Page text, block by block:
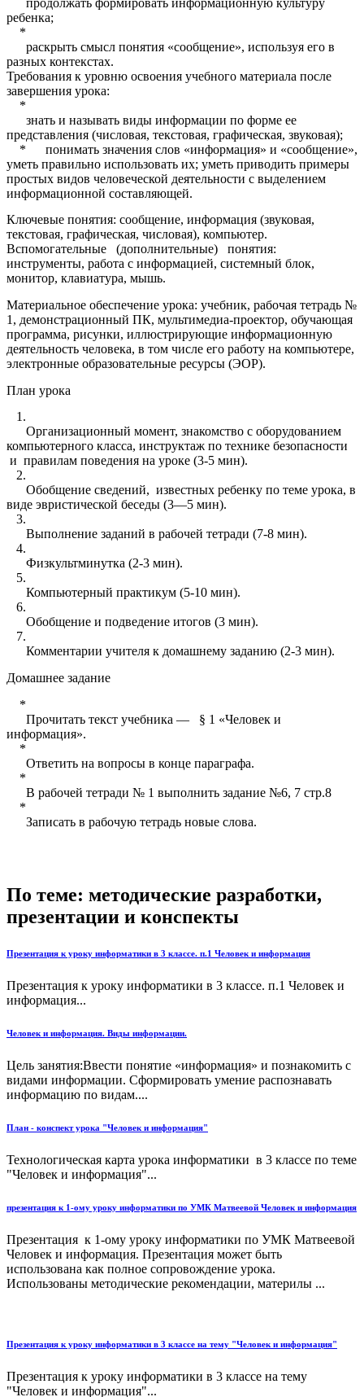
ребенка;
*
раскрыть смысл понятия «сообщение», используя его в
разных контекстах.
Требования к уровню освоения учебного материала после
завершения урока:
*
знать и называть виды информации по форме ее
представления (числовая, текстовая, графическая, звуковая);
* понимать значения слов «информация» и «сообщение»,
уметь правильно использовать их; уметь приводить примеры
простых видов человеческой деятельности с выделением
информационной составляющей.
Ключевые понятия: сообщение, информация (звуковая,
текстовая, графическая, числовая), компьютер.
Вспомогательные (дополнительные) понятия:
инструменты, работа с информацией, системный блок,
монитор, клавиатура, мышь.
Материальное обеспечение урока: учебник, рабочая тетрадь №
1, демонстрационный ПК, мультимедиа-проектор, обучающая
программа, рисунки, иллюстрирующие информационную
деятельность человека, в том числе его работу на компьютере,
электронные образовательные ресурсы (ЭОР).
План урока
1.
Организационный момент, знакомство с оборудованием
компьютерного класса, инструктаж по технике безопасности
и правилам поведения на уроке (3-5 мин).
2.
Обобщение сведений, известных ребенку по теме урока, в
виде эвристической беседы (3—5 мин).
3.
Выполнение заданий в рабочей тетради (7-8 мин).
4.
Физкультминутка (2-3 мин).
5.
Компьютерный практикум (5-10 мин).
6.
Обобщение и подведение итогов (3 мин).
7.
Комментарии учителя к домашнему заданию (2-3 мин).
Домашнее задание
*
Прочитать текст учебника — § 1 «Человек и
информация».
*
Ответить на вопросы в конце параграфа.
*
В рабочей тетради № 1 выполнить задание №6, 7 стр.8
*
Записать в рабочую тетрадь новые слова.
По теме: методические разработки,
презентации и конспекты
Презентация к уроку информатики в 3 классе. п.1 Человек и информация
Презентация к уроку информатики в 3 классе. п.1 Человек и
информация...
Человек и информация. Виды информации.
Цель занятия:Ввести понятие «информация» и познакомить с
видами информации. Сформировать умение распознавать
информацию по видам....
План - конспект урока "Человек и информация"
Технологическая карта урока информатики в 3 классе по теме
"Человек и информация"...
презентация к 1-ому уроку информатики по УМК Матвеевой Человек и информация
Презентация к 1-ому уроку информатики по УМК Матвеевой
Человек и информация. Презентация может быть
использована как полное сопровождение урока.
Использованы методические рекомендации, материлы ...
Презентация к уроку информатики в 3 классе на тему "Человек и информация"
Презентация к уроку информатики в 3 классе на тему
"Человек и информация"...